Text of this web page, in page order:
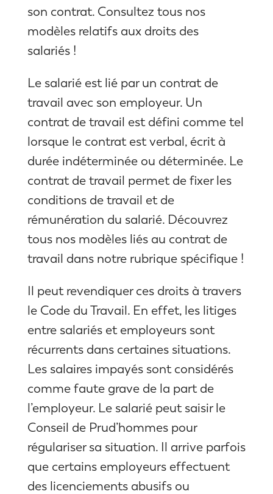
son contrat. Consultez tous nos
modèles relatifs aux droits des
salariés !
Le salarié est lié par un contrat de
travail avec son employeur. Un
contrat de travail est défini comme tel
lorsque le contrat est verbal, écrit à
durée indéterminée ou déterminée. Le
contrat de travail permet de fixer les
conditions de travail et de
rémunération du salarié. Découvrez
tous nos modèles liés au contrat de
travail dans notre rubrique spécifique !
Il peut revendiquer ces droits à travers
le Code du Travail. En effet, les litiges
entre salariés et employeurs sont
récurrents dans certaines situations.
Les salaires impayés sont considérés
comme faute grave de la part de
l’employeur. Le salarié peut saisir le
Conseil de Prud’hommes pour
régulariser sa situation. Il arrive parfois
que certains employeurs effectuent
des licenciements abusifs ou